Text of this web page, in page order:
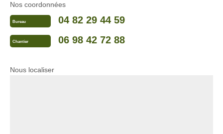
Nos coordonnées
Bureau 04 82 29 44 59
Chantier 06 98 42 72 88
Nous localiser